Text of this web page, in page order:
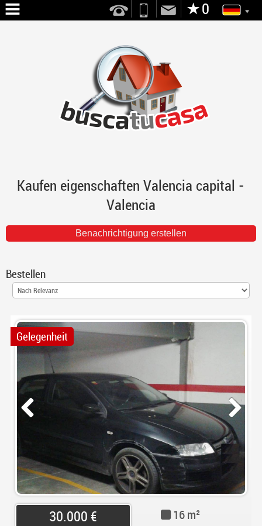
SERVICES
KONTAKT
Kaufen eigenschaften Valencia capital -
Valencia
Bestellen
Gelegenheit
30.000 €
16 m²